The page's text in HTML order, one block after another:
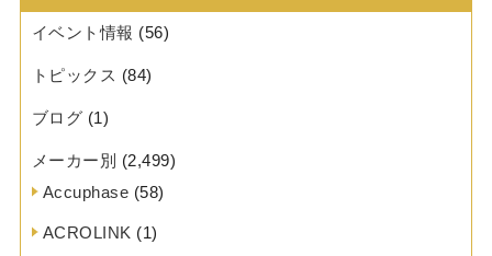
イベント情報 (56)
トピックス (84)
ブログ (1)
メーカー別 (2,499)
Accuphase (58)
ACROLINK (1)